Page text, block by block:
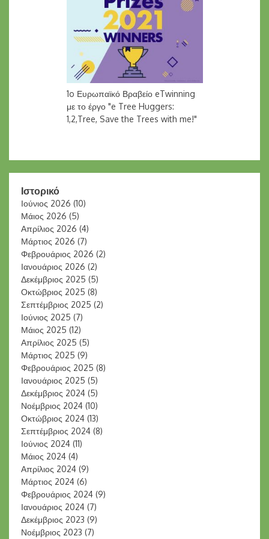
1o Ευρωπαϊκό Βραβείο eTwinning
με το έργο "e Tree Huggers:
1,2,Tree, Save the Trees with me!"
Ιστορικό
Ιούνιος 2026 (10)
Μάιος 2026 (5)
Απρίλιος 2026 (4)
Μάρτιος 2026 (7)
Φεβρουάριος 2026 (2)
Ιανουάριος 2026 (2)
Δεκέμβριος 2025 (5)
Οκτώβριος 2025 (8)
Σεπτέμβριος 2025 (2)
Ιούνιος 2025 (7)
Μάιος 2025 (12)
Απρίλιος 2025 (5)
Μάρτιος 2025 (9)
Φεβρουάριος 2025 (8)
Ιανουάριος 2025 (5)
Δεκέμβριος 2024 (5)
Νοέμβριος 2024 (10)
Οκτώβριος 2024 (13)
Σεπτέμβριος 2024 (8)
Ιούνιος 2024 (11)
Μάιος 2024 (4)
Απρίλιος 2024 (9)
Μάρτιος 2024 (6)
Φεβρουάριος 2024 (9)
Ιανουάριος 2024 (7)
Δεκέμβριος 2023 (9)
Νοέμβριος 2023 (7)